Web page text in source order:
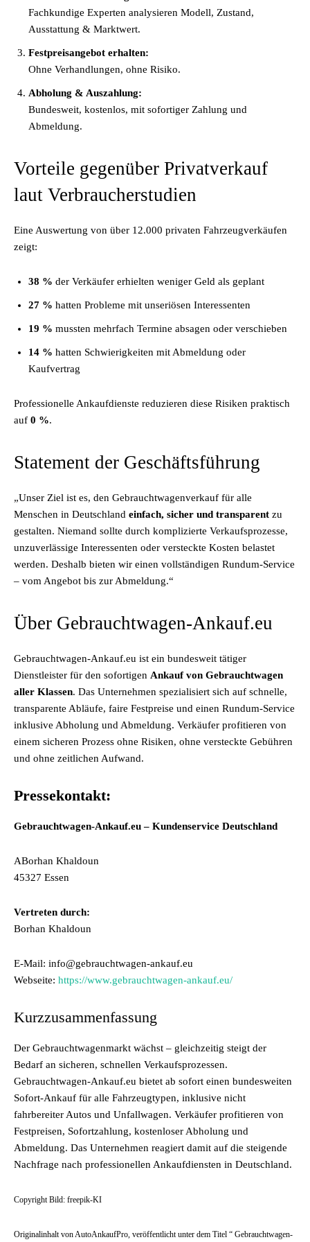
Fachkundige Experten analysieren Modell, Zustand,
Ausstattung & Marktwert.
Festpreisangebot erhalten:
Ohne Verhandlungen, ohne Risiko.
Abholung & Auszahlung:
Bundesweit, kostenlos, mit sofortiger Zahlung und
Abmeldung.
Vorteile gegenüber Privatverkauf
laut Verbraucherstudien
Eine Auswertung von über 12.000 privaten Fahrzeugverkäufen
zeigt:
38 % der Verkäufer erhielten weniger Geld als geplant
27 % hatten Probleme mit unseriösen Interessenten
19 % mussten mehrfach Termine absagen oder verschieben
14 % hatten Schwierigkeiten mit Abmeldung oder
Kaufvertrag
Professionelle Ankaufdienste reduzieren diese Risiken praktisch
auf 0 %.
Statement der Geschäftsführung
„Unser Ziel ist es, den Gebrauchtwagenverkauf für alle
Menschen in Deutschland einfach, sicher und transparent zu
gestalten. Niemand sollte durch komplizierte Verkaufsprozesse,
unzuverlässige Interessenten oder versteckte Kosten belastet
werden. Deshalb bieten wir einen vollständigen Rundum-Service
– vom Angebot bis zur Abmeldung.“
Über Gebrauchtwagen-Ankauf.eu
Gebrauchtwagen-Ankauf.eu ist ein bundesweit tätiger
Dienstleister für den sofortigen Ankauf von Gebrauchtwagen
aller Klassen. Das Unternehmen spezialisiert sich auf schnelle,
transparente Abläufe, faire Festpreise und einen Rundum-Service
inklusive Abholung und Abmeldung. Verkäufer profitieren von
einem sicheren Prozess ohne Risiken, ohne versteckte Gebühren
und ohne zeitlichen Aufwand.
Pressekontakt:
Gebrauchtwagen-Ankauf.eu – Kundenservice Deutschland
ABorhan Khaldoun
45327 Essen
Vertreten durch:
Borhan Khaldoun
E-Mail: info@gebrauchtwagen-ankauf.eu
Webseite: https://www.gebrauchtwagen-ankauf.eu/
Kurzzusammenfassung
Der Gebrauchtwagenmarkt wächst – gleichzeitig steigt der
Bedarf an sicheren, schnellen Verkaufsprozessen.
Gebrauchtwagen-Ankauf.eu bietet ab sofort einen bundesweiten
Sofort-Ankauf für alle Fahrzeugtypen, inklusive nicht
fahrbereiter Autos und Unfallwagen. Verkäufer profitieren von
Festpreisen, Sofortzahlung, kostenloser Abholung und
Abmeldung. Das Unternehmen reagiert damit auf die steigende
Nachfrage nach professionellen Ankaufdiensten in Deutschland.
Copyright Bild: freepik-KI
Originalinhalt von AutoAnkaufPro, veröffentlicht unter dem Titel “ Gebrauchtwagen-